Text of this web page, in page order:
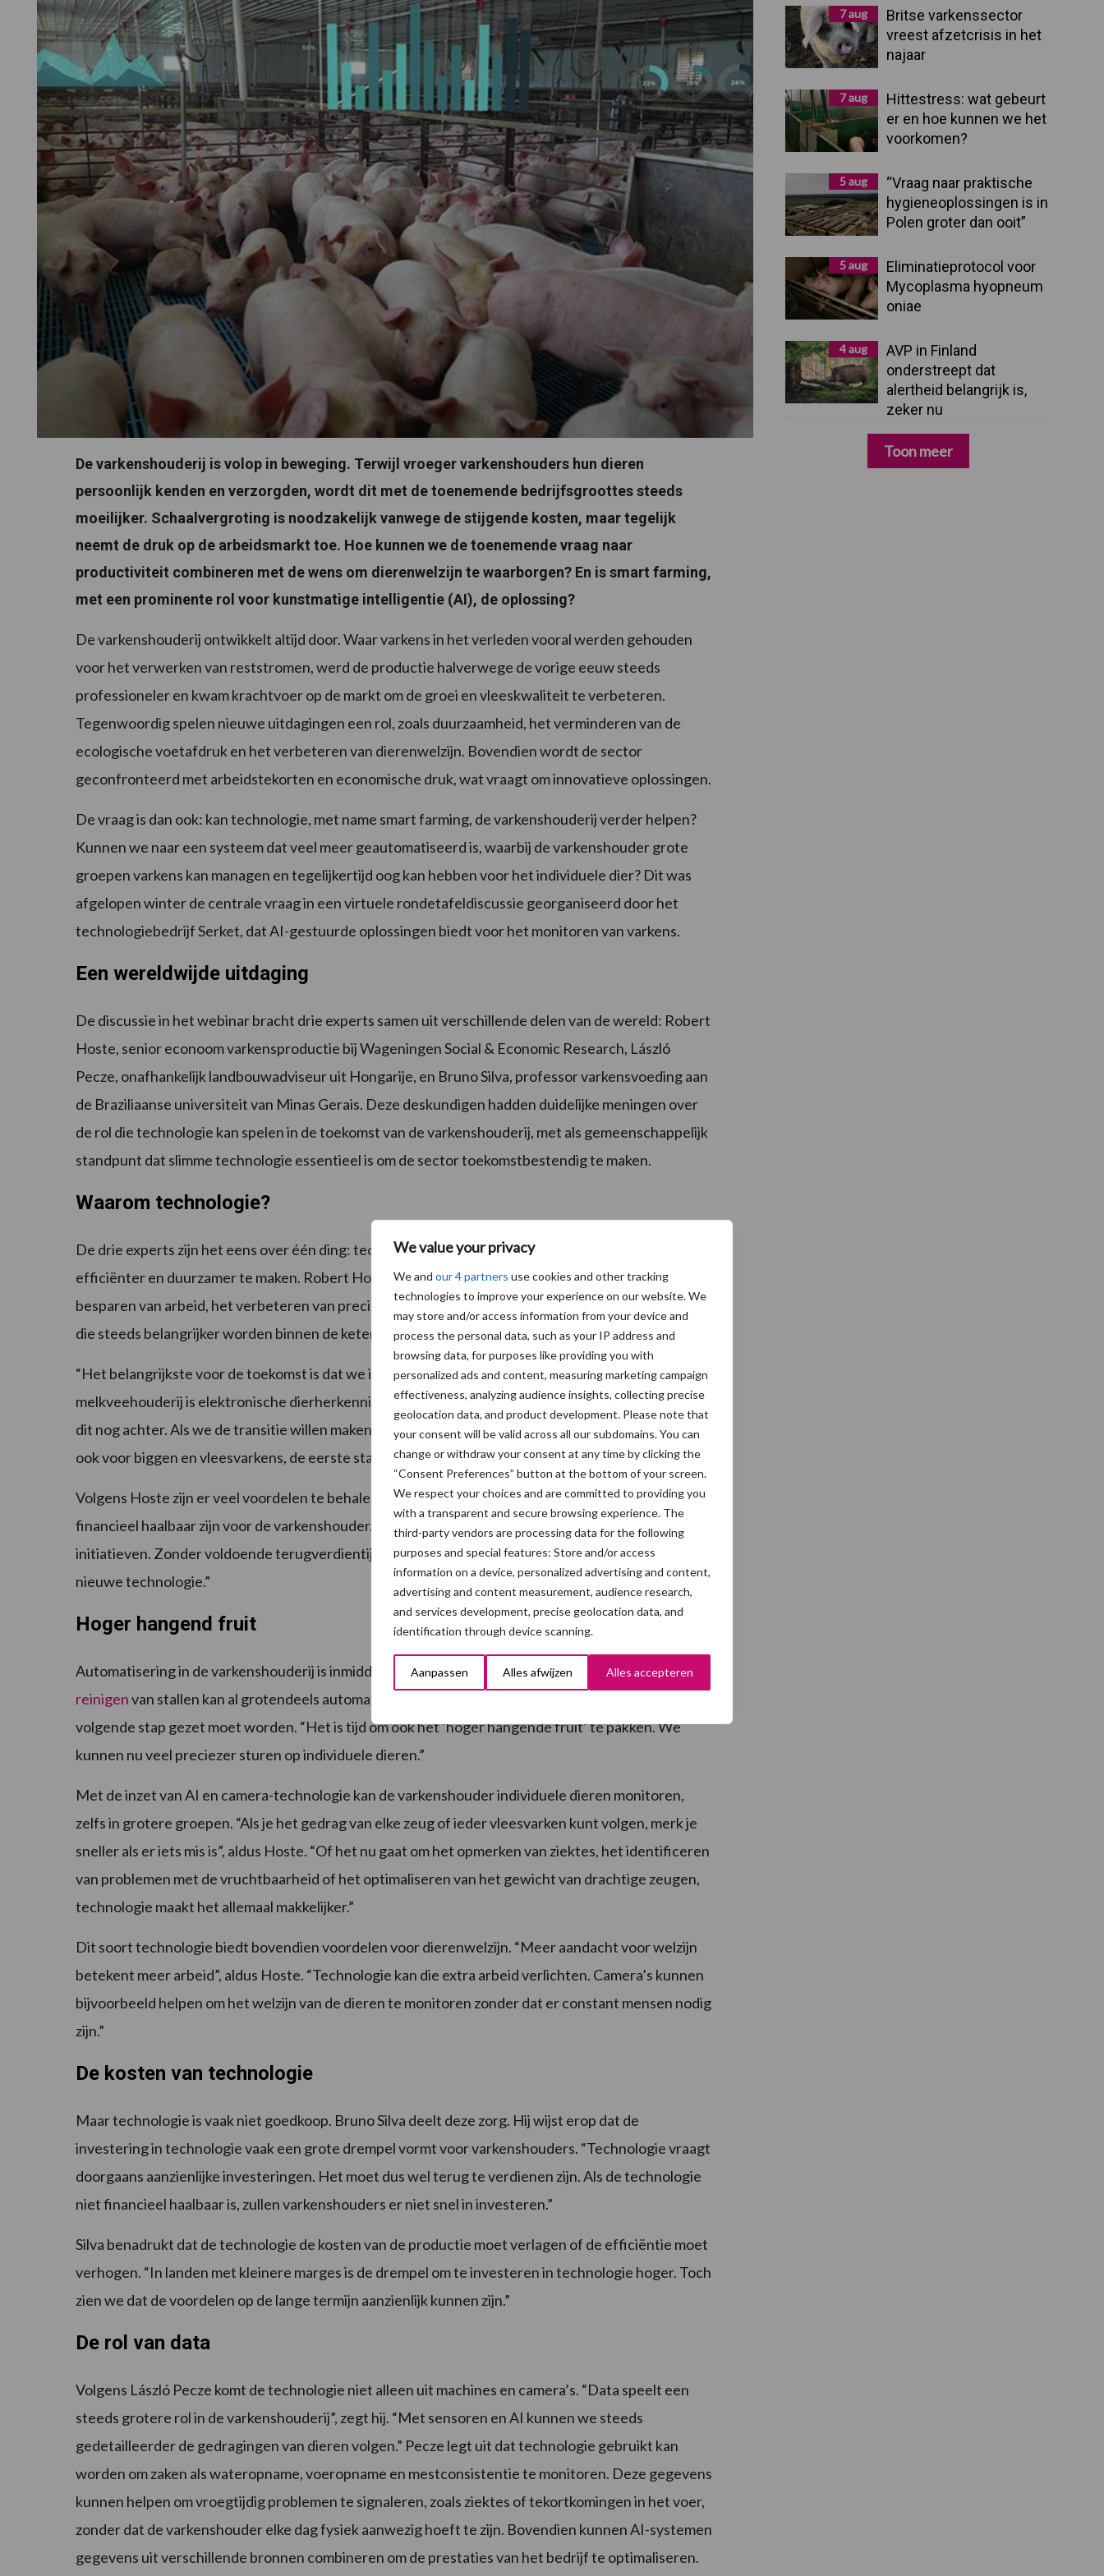
We value your privacy
We and our 4 partners use cookies and other tracking
technologies to improve your experience on our website. We
may store and/or access information from your device and
process the personal data, such as your IP address and
browsing data, for purposes like providing you with
personalized ads and content, measuring marketing campaign
effectiveness, analyzing audience insights, collecting precise
geolocation data, and product development. Please note that
your consent will be valid across all our subdomains. You can
change or withdraw your consent at any time by clicking the
“Consent Preferences” button at the bottom of your screen.
We respect your choices and are committed to providing you
with a transparent and secure browsing experience. The
third-party vendors are processing data for the following
purposes and special features: Store and/or access
information on a device, personalized advertising and content,
advertising and content measurement, audience research,
and services development, precise geolocation data, and
identification through device scanning.
Aanpassen Alles afwijzen Alles accepteren
De varkenshouderij is volop in beweging. Terwijl vroeger varkenshouders hun dieren
persoonlijk kenden en verzorgden, wordt dit met de toenemende bedrijfsgroottes steeds
moeilijker. Schaalvergroting is noodzakelijk vanwege de stijgende kosten, maar tegelijk
neemt de druk op de arbeidsmarkt toe. Hoe kunnen we de toenemende vraag naar
productiviteit combineren met de wens om dierenwelzijn te waarborgen? En is smart farming,
met een prominente rol voor kunstmatige intelligentie (AI), de oplossing?
De varkenshouderij ontwikkelt altijd door. Waar varkens in het verleden vooral werden gehouden
voor het verwerken van reststromen, werd de productie halverwege de vorige eeuw steeds
professioneler en kwam krachtvoer op de markt om de groei en vleeskwaliteit te verbeteren.
Tegenwoordig spelen nieuwe uitdagingen een rol, zoals duurzaamheid, het verminderen van de
ecologische voetafdruk en het verbeteren van dierenwelzijn. Bovendien wordt de sector
geconfronteerd met arbeidstekorten en economische druk, wat vraagt om innovatieve oplossingen.
De vraag is dan ook: kan technologie, met name smart farming, de varkenshouderij verder helpen?
Kunnen we naar een systeem dat veel meer geautomatiseerd is, waarbij de varkenshouder grote
groepen varkens kan managen en tegelijkertijd oog kan hebben voor het individuele dier? Dit was
afgelopen winter de centrale vraag in een virtuele rondetafeldiscussie georganiseerd door het
technologiebedrijf Serket, dat AI-gestuurde oplossingen biedt voor het monitoren van varkens.
Een wereldwijde uitdaging
De discussie in het webinar bracht drie experts samen uit verschillende delen van de wereld: Robert
Hoste, senior econoom varkensproductie bij Wageningen Social & Economic Research, László
Pecze, onafhankelijk landbouwadviseur uit Hongarije, en Bruno Silva, professor varkensvoeding aan
de Braziliaanse universiteit van Minas Gerais. Deze deskundigen hadden duidelijke meningen over
de rol die technologie kan spelen in de toekomst van de varkenshouderij, met als gemeenschappelijk
standpunt dat slimme technologie essentieel is om de sector toekomstbestendig te maken.
Waarom technologie?
De drie experts zijn het eens over één ding: technologie is noodzakelijk om de varkenshouderij
efficiënter en duurzamer te maken. Robert Hoste wijst erop dat technologie kan helpen bij het
besparen van arbeid, het verbeteren van precisie in het management en het leveren van garanties
die steeds belangrijker worden binnen de keten.
“Het belangrijkste voor de toekomst is dat we individuele dieren kunnen volgen. In de
melkveehouderij is elektronische dierherkenning al gemeengoed, maar in de varkenshouderij loopt
dit nog achter. Als we de transitie willen maken naar smart farming, zijn elektronische oormerken,
ook voor biggen en vleesvarkens, de eerste stap”, aldus Hoste.
Volgens Hoste zijn er veel voordelen te behalen met technologie, maar het moet wel werken en
financieel haalbaar zijn voor de varkenshouder. “Voorlopers moeten ondersteund worden in hun
initiatieven. Zonder voldoende terugverdientijd gaan veel varkenshouders niet investeren in
nieuwe technologie.”
Hoger hangend fruit
Automatisering in de varkenshouderij is inmiddels geen nieuw fenomeen. Het voeren, wegen en
reinigenvan stallen kan al grotendeels automatisch plaatsvinden. Toch ziet Hoste dat er nu een
volgende stap gezet moet worden. “Het is tijd om ook het ‘hoger hangende fruit’ te pakken. We
kunnen nu veel preciezer sturen op individuele dieren.”
Met de inzet van AI en camera-technologie kan de varkenshouder individuele dieren monitoren,
zelfs in grotere groepen. “Als je het gedrag van elke zeug of ieder vleesvarken kunt volgen, merk je
sneller als er iets mis is”, aldus Hoste. “Of het nu gaat om het opmerken van ziektes, het identificeren
van problemen met de vruchtbaarheid of het optimaliseren van het gewicht van drachtige zeugen,
technologie maakt het allemaal makkelijker.”
Dit soort technologie biedt bovendien voordelen voor dierenwelzijn. “Meer aandacht voor welzijn
betekent meer arbeid”, aldus Hoste. “Technologie kan die extra arbeid verlichten. Camera’s kunnen
bijvoorbeeld helpen om het welzijn van de dieren te monitoren zonder dat er constant mensen nodig
zijn.”
De kosten van technologie
Maar technologie is vaak niet goedkoop. Bruno Silva deelt deze zorg. Hij wijst erop dat de
investering in technologie vaak een grote drempel vormt voor varkenshouders. “Technologie vraagt
doorgaans aanzienlijke investeringen. Het moet dus wel terug te verdienen zijn. Als de technologie
niet financieel haalbaar is, zullen varkenshouders er niet snel in investeren.”
Silva benadrukt dat de technologie de kosten van de productie moet verlagen of de efficiëntie moet
verhogen. “In landen met kleinere marges is de drempel om te investeren in technologie hoger. Toch
zien we dat de voordelen op de lange termijn aanzienlijk kunnen zijn.”
De rol van data
Volgens László Pecze komt de technologie niet alleen uit machines en camera’s. “Data speelt een
steeds grotere rol in de varkenshouderij”, zegt hij. “Met sensoren en AI kunnen we steeds
gedetailleerder de gedragingen van dieren volgen.” Pecze legt uit dat technologie gebruikt kan
worden om zaken als wateropname, voeropname en mestconsistentie te monitoren. Deze gegevens
kunnen helpen om vroegtijdig problemen te signaleren, zoals ziektes of tekortkomingen in het voer,
zonder dat de varkenshouder elke dag fysiek aanwezig hoeft te zijn. Bovendien kunnen AI-systemen
gegevens uit verschillende bronnen combineren om de prestaties van het bedrijf te optimaliseren.
Sidebar7 aug
Britse varkenssector
vreest afzetcrisis in het
najaar
7 aug
Hittestress: wat gebeurt
er en hoe kunnen we het
voorkomen?
5 aug
“Vraag naar praktische
hygieneoplossingen is in
Polen groter dan ooit”
5 aug
Eliminatieprotocol voor
Mycoplasma hyopneum
oniae
4 aug
AVP in Finland
onderstreept dat
alertheid belangrijk is,
zeker nu
Toon meer